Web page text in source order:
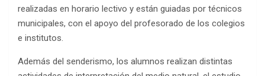
realizadas en horario lectivo y están guiadas por técnicos
municipales, con el apoyo del profesorado de los colegios
e institutos.
Además del senderismo, los alumnos realizan distintas